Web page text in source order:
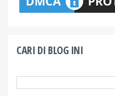
CARI DI BLOG INI